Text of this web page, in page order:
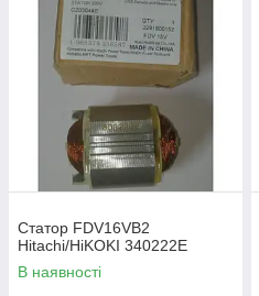
Статор FDV16VB2
Hitachi/HiKOKI 340222E
В наявності